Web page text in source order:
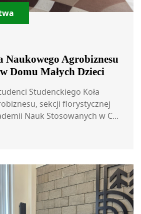
Naukowego Agrobiznesu
Domu Małych Dzieci
Studenckiego Koła
sekcji florystycznej
Nauk Stosowanych w C...